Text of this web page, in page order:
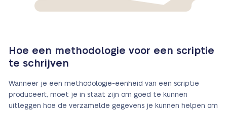
Hoe een methodologie voor een scriptie
te schrijven
Wanneer je een methodologie-eenheid van een scriptie
produceert, moet je in staat zijn om goed te kunnen
uitleggen hoe de verzamelde gegevens je kunnen helpen om